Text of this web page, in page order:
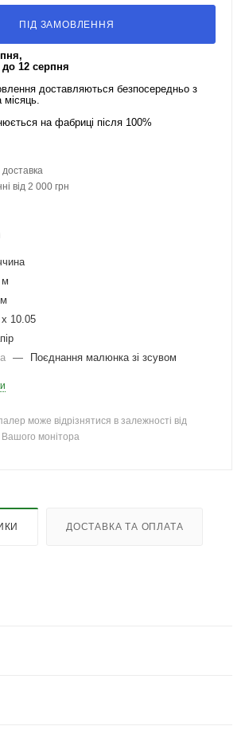
ПІД ЗАМОВЛЕННЯ
12 серпня
доставляються безпосередньо з
на фабриці після 100%
від 2 000 грн
м
10.05
— Поєднання малюнка зі зсувом
може відрізнятися в залежності від
Вашого монітора
ДОСТАВКА ТА ОПЛАТА